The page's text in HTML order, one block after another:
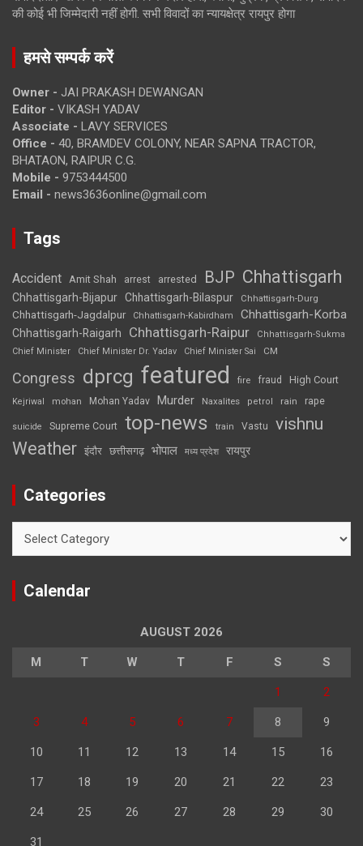
की कोई भी जिम्मेदारी नहीं होगी. सभी विवादों का न्यायक्षेत्र रायपुर होगा
हमसे सम्पर्क करें
Owner - JAI PRAKASH DEWANGAN
Editor - VIKASH YADAV
Associate - LAVY SERVICES
Office - 40, BRAMDEV COLONY, NEAR SAPNA TRACTOR,
BHATAON, RAIPUR C.G.
Mobile - 9753444500
Email - news3636online@gmail.com
Tags
Accident Amit Shah arrest arrested BJP Chhattisgarh
Chhattisgarh-Bijapur Chhattisgarh-Bilaspur Chhattisgarh-Durg
Chhattisgarh-Jagdalpur Chhattisgarh-Kabirdham Chhattisgarh-Korba
Chhattisgarh-Raigarh Chhattisgarh-Raipur
Chhattisgarh-Sukma
Chief Minister
Chief Minister Dr. Yadav Chief Minister Sai CM
Congress dprcg featured fire fraud High Court
Kejriwal mohan Mohan Yadav Murder Naxalites petrol rain rape
suicide Supreme Court top-news train Vastu vishnu
Weather इंदौर छत्तीसगढ़ भोपाल मध्य प्रदेश रायपुर
Categories
Calendar
AUGUST 2026
M T W T F S S
1 2
3 4 5 6 7 8 9
10 11 12 13 14 15 16
17 18 19 20 21 22 23
24 25 26 27 28 29 30
31